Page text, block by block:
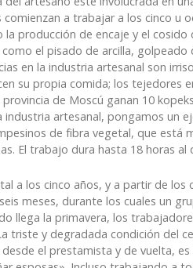
a trabajar a los cinco u
producción de encaje y el cosido
el pisado de arcilla, golpeado
en la industria artesanal son
su propia comida; los tejedores
de Moscú ganan 10
industria artesanal, pongamos un
de fibra vegetal, que está
El trabajo dura hasta 18 horas al
a los cinco años, y a partir de
meses, durante los cuales un
llega la primavera, los
triste y degradada condición del
el prestamista y de vuelta,